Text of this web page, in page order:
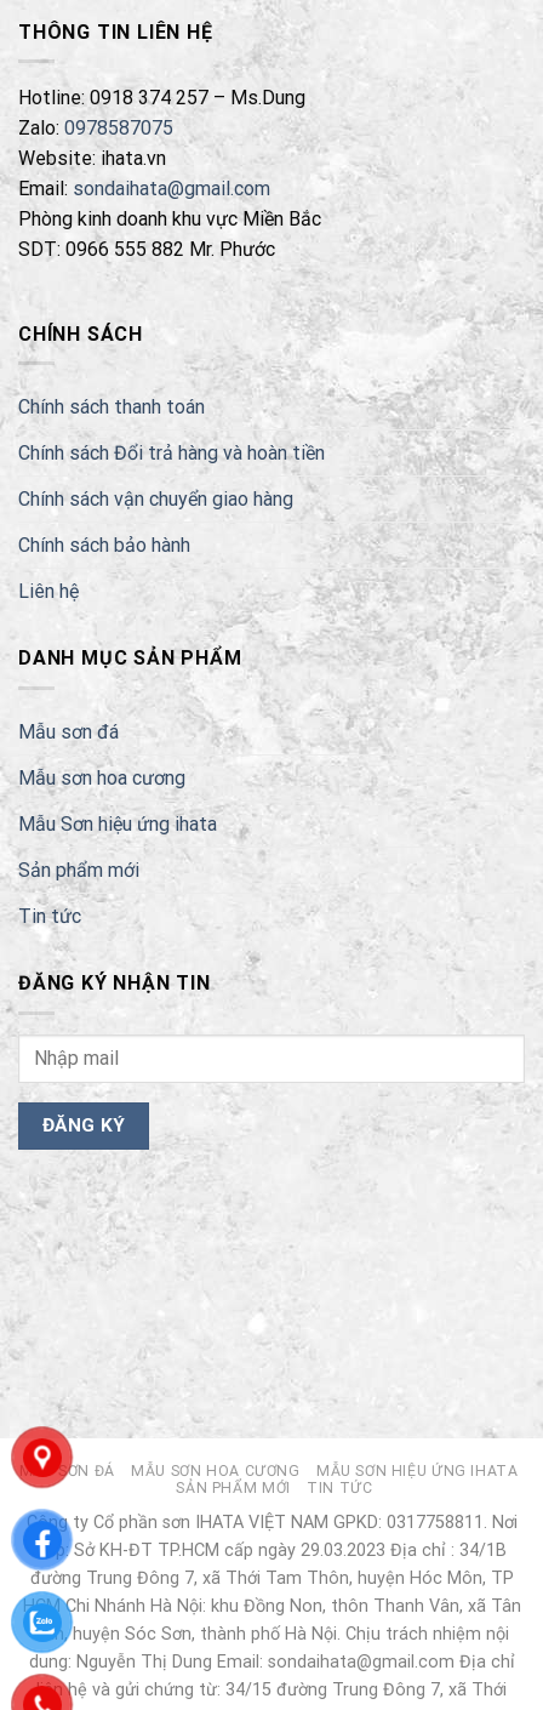
THÔNG TIN LIÊN HỆ
Hotline: 0918 374 257 – Ms.Dung
Zalo: 0978587075
Website: ihata.vn
Email: sondaihata@gmail.com
Phòng kinh doanh khu vực Miền Bắc
SDT: 0966 555 882 Mr. Phước
CHÍNH SÁCH
Chính sách thanh toán
Chính sách Đổi trả hàng và hoàn tiền
Chính sách vận chuyển giao hàng
Chính sách bảo hành
Liên hệ
DANH MỤC SẢN PHẨM
Mẫu sơn đá
Mẫu sơn hoa cương
Mẫu Sơn hiệu ứng ihata
Sản phẩm mới
Tin tức
ĐĂNG KÝ NHẬN TIN
MẪU SƠN ĐÁ MẪU SƠN HOA CƯƠNG
MẪU SƠN HIỆU ỨNG IHATA
SẢN PHẨM MỚI
TIN TỨC
Công ty Cổ phần sơn IHATA VIỆT NAM GPKD: 0317758811. Nơi
cấp: Sở KH-ĐT TP.HCM cấp ngày 29.03.2023 Địa chỉ : 34/1B
đường Trung Đông 7, xã Thới Tam Thôn, huyện Hóc Môn, TP
HCM Chi Nhánh Hà Nội: khu Đồng Non, thôn Thanh Vân, xã Tân
Dân, huyện Sóc Sơn, thành phố Hà Nội. Chịu trách nhiệm nội
dung: Nguyễn Thị Dung Email: sondaihata@gmail.com Địa chỉ
liên hệ và gửi chứng từ: 34/15 đường Trung Đông 7, xã Thới